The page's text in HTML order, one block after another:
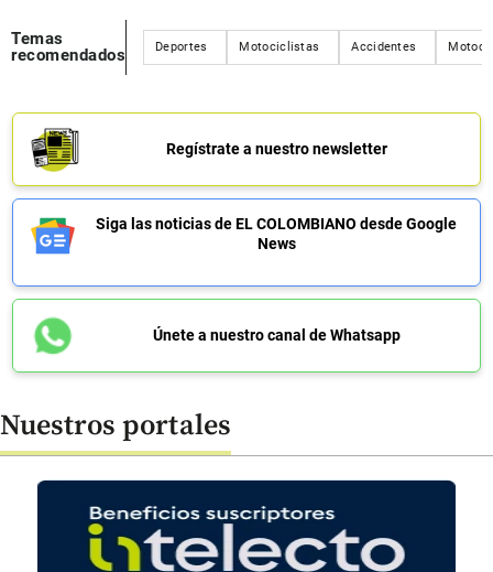
Temas
recomendados
Deportes Motociclistas Accidentes
Regístrate a nuestro newsletter
Siga las noticias de EL COLOMBIANO desde Google
News
Únete a nuestro canal de Whatsapp
Nuestros portales